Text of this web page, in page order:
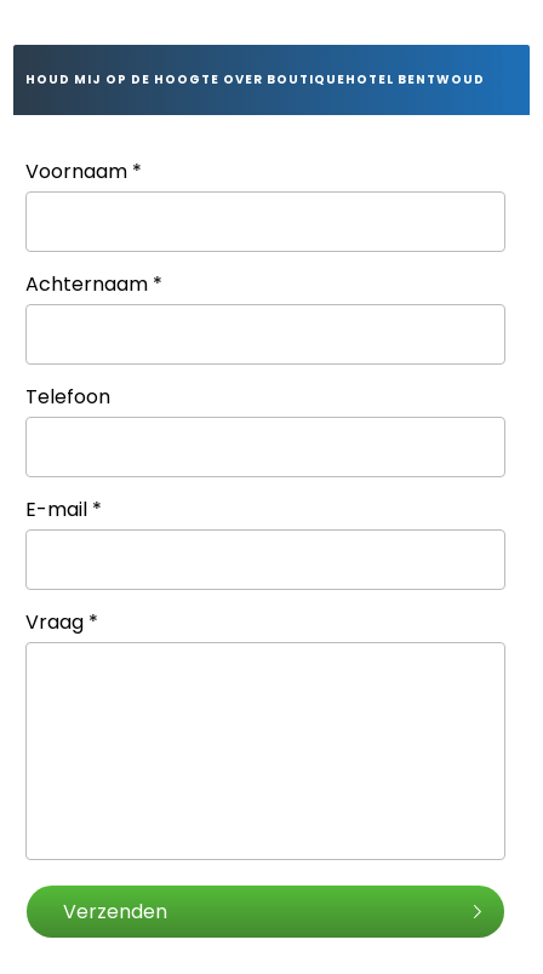
HOUD MIJ OP DE HOOGTE OVER BOUTIQUEHOTEL BENTWOUD
Voornaam *
Achternaam *
Telefoon
E-mail *
Vraag *
Verzenden